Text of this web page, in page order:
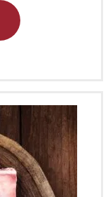
можна
вибрати
на
сторінці
товару